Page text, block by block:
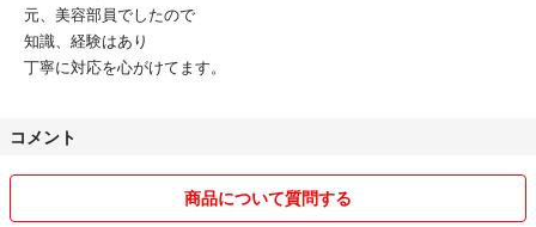
元、美容部員でしたので
知識、経験はあり
丁寧に対応を心がけてます。
コメント
商品について質問する